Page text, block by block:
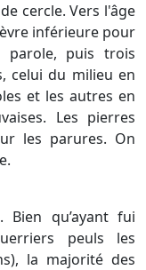
cercle. Vers l'âge
inférieure pour
puis trois
celui du milieu en
et les autres en
Les pierres
les parures. On
Bien qu’ayant fui
peuls les
la majorité des